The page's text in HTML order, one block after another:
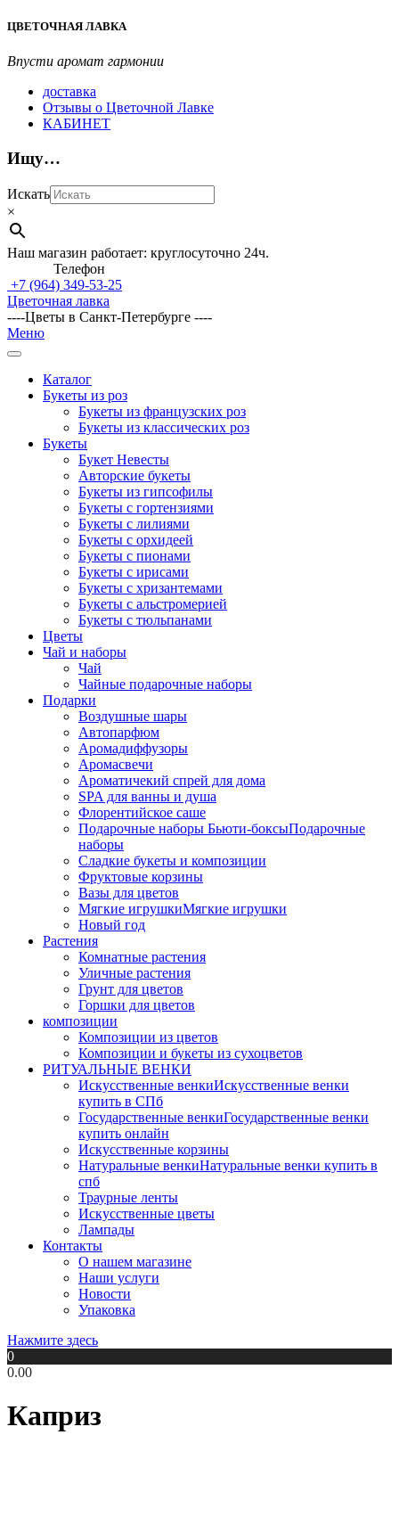
Перейти
содержимому
ЦВЕТОЧНАЯ ЛАВКА
Впусти аромат гармонии
доставка
Отзывы о Цветочной Лавке
КАБИНЕТ
Ищу…
Искать
×
Наш магазин работает: круглосуточно 24ч.
Телефон
+7 (964) 349-53-25
Цветочная лавка
----Цветы в Санкт-Петербурге ----
Главное
навигационное
Меню
Каталог
Букеты из роз
Букеты из французских роз
Букеты из классических роз
Букеты
Букет Невесты
Авторские букеты
Букеты из гипсофилы
Букеты с гортензиями
Букеты с лилиями
Букеты с орхидеей
Букеты с пионами
Букеты с ирисами
Букеты с хризантемами
Букеты с альстромерией
Букеты с тюльпанами
Цветы
Чай и наборы
Чай
Чайные подарочные наборы
Подарки
Воздушные шары
Автопарфюм
Аромадиффузоры
Аромасвечи
Ароматичекий спрей для дома
SPA для ванны и душа
Флорентийское саше
Подарочные наборы Бьюти-боксыПодарочные
наборы
Сладкие букеты и композиции
Фруктовые корзины
Вазы для цветов
Мягкие игрушкиМягкие игрушки
Новый год
Растения
Комнатные растения
Уличные растения
Грунт для цветов
Горшки для цветов
композиции
Композиции из цветов
Композиции и букеты из сухоцветов
РИТУАЛЬНЫЕ ВЕНКИ
Искусственные венкиИскусственные венки
купить в СПб
Государственные венкиГосударственные венки
купить онлайн
Искусственные корзины
Натуральные венкиНатуральные венки купить в
спб
Траурные ленты
Искусственные цветы
Лампады
Контакты
О нашем магазине
Наши услуги
Новости
Упаковка
Нажмите здесь
0
0.00
Каприз